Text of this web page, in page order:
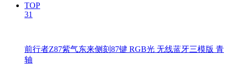
TOP
31
前行者Z87紫气东来侧刻87键 RGB光 无线蓝牙三模版 青
轴